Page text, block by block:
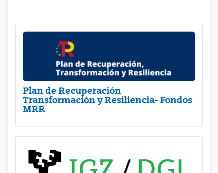
Plan de Recuperación
Transformación y Resiliencia- Fondos
MRR